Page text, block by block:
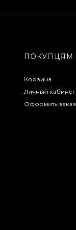
ПОКУПЦЯМ
Корзина
Личный кабинет
Оформить заказ